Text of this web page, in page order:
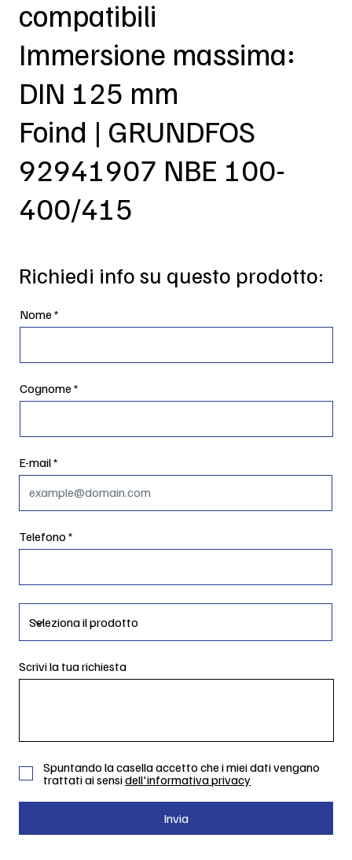
compatibili
Immersione massima:
DIN 125 mm
Foind | GRUNDFOS
92941907 NBE 100-
400/415
Richiedi info su questo prodotto:
Nome
Cognome
E-mail
Telefono
Scrivi la tua richiesta
Spuntando la casella accetto che i miei dati vengano
trattati ai sensidell'informativa privacy
Invia